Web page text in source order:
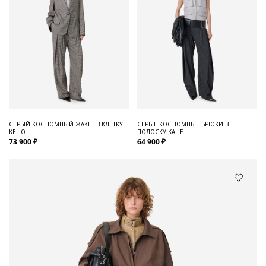
СЕРЫЙ КОСТЮМНЫЙ ЖАКЕТ В КЛЕТКУ
KELIO
73 900 ₽
СЕРЫЕ КОСТЮМНЫЕ БРЮКИ В
ПОЛОСКУ KALIE
64 900 ₽